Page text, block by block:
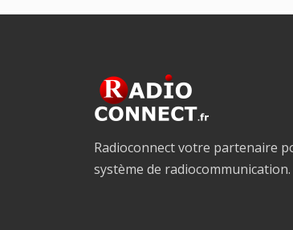
Radioconnect votre partenaire
système de radiocommunication.